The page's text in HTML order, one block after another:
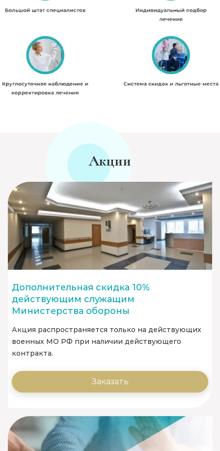
Акции
Дополнительная скидка 10%
действующим служащим
Министерства обороны
Акция распространяется только на действующих
военных МО РФ при наличии действующего
контракта.
Заказать